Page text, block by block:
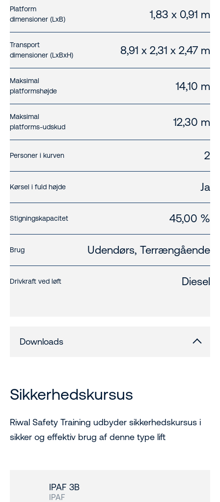
Platform
dimensioner (LxB)
1,83 x 0,91 m
Transport
dimensioner (LxBxH)
8,91 x 2,31 x 2,47 m
Maksimal
platformshøjde
14,10 m
Maksimal
platforms-udskud
12,30 m
Personer i kurven 2
Kørsel i fuld højde Ja
Stigningskapacitet 45,00 %
Brug Udendørs, Terrængående
Drivkraft ved løft Diesel
Downloads
Sikkerhedskursus
Riwal Safety Training udbyder sikkerhedskursus i
sikker og effektiv brug af denne type lift
IPAF 3B
IPAF